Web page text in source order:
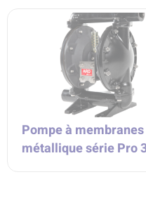
Pompe à membranes
métallique série Pro